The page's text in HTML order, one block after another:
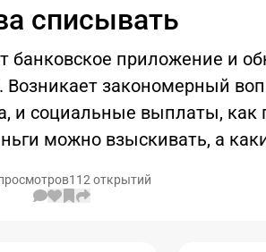
списывать
приложение и
Возникает закономерный
и социальные выплаты, как
можно взыскивать, а
112 открытий